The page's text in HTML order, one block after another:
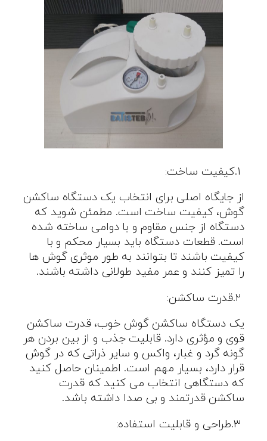
.۱کیفیت ساخت:
از جایگاه اصلی برای انتخاب یک دستگاه ساکشن
گوش، کیفیت ساخت است. مطمئن شوید که
دستگاه از جنس مقاوم و با دوامی ساخته شده
است. قطعات دستگاه باید بسیار محکم و با
کیفیت باشند تا بتوانند به طور موثری گوش ها
را تمیز کنند و عمر مفید طولانی داشته باشند.
.۲قدرت ساکشن:
یک دستگاه ساکشن گوش خوب، قدرت ساکشن
قوی و مؤثری دارد. قابلیت جذب و از بین بردن هر
گونه گرد و غبار، واکس و سایر ذراتی که در گوش
قرار دارد، بسیار مهم است. اطمینان حاصل کنید
که دستگاهی انتخاب می کنید که قدرت
ساکشن قدرتمند و بی صدا داشته باشد.
.۳طراحی و قابلیت استفاده: